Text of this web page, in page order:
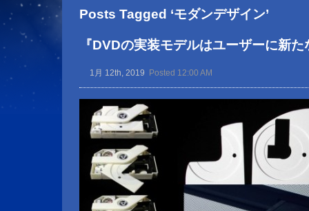
Posts Tagged ‘モダンデザイン’
『DVDの実装モデルはユーザーに新
1月 12th, 2019 Posted 12:00 AM